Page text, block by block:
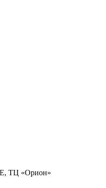
ТЦ «Орион»